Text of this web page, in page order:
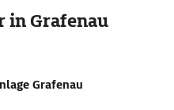
in Grafenau
Grafenau